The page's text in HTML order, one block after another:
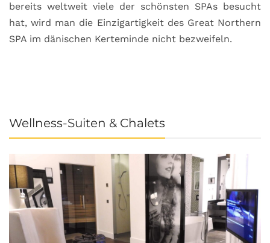
bereits weltweit viele der schönsten SPAs besucht
hat, wird man die Einzigartigkeit des Great Northern
SPA im dänischen Kerteminde nicht bezweifeln.
Wellness-Suiten & Chalets